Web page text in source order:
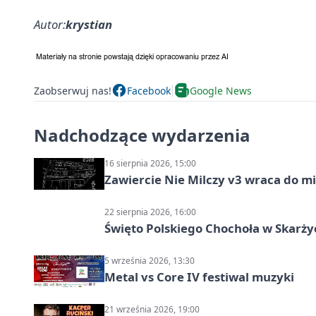
Autor:krystian
Zaobserwuj nas! Facebook Google News
Nadchodzące wydarzenia
16 sierpnia 2026, 15:00
Zawiercie Nie Milczy v3 wraca do
22 sierpnia 2026, 16:00
Święto Polskiego Chochoła w
5 września 2026, 13:30
Metal vs Core IV festiwal muzyki
21 września 2026, 19:00